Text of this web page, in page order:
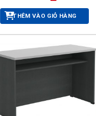
THÊM VÀO GIỎ HÀNG